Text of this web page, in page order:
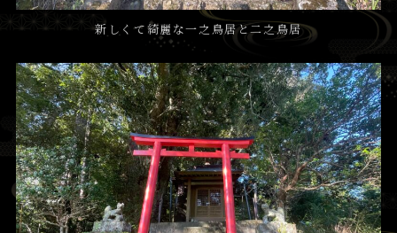
新しくて綺麗な一之鳥居と二之鳥居